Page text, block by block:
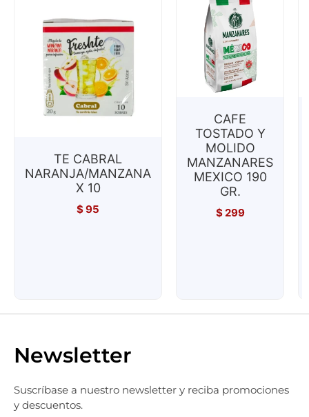
TE CABRAL
NARANJA/MANZANA
X 10
$95
CAFE
TOSTADO Y
MOLIDO
MANZANARES
MEXICO 190
GR.
$299
Newsletter
Suscríbase a nuestro newsletter y reciba promociones
y descuentos.